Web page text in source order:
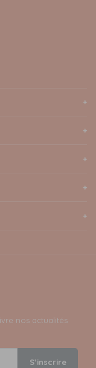
nos actualités
S’inscrire